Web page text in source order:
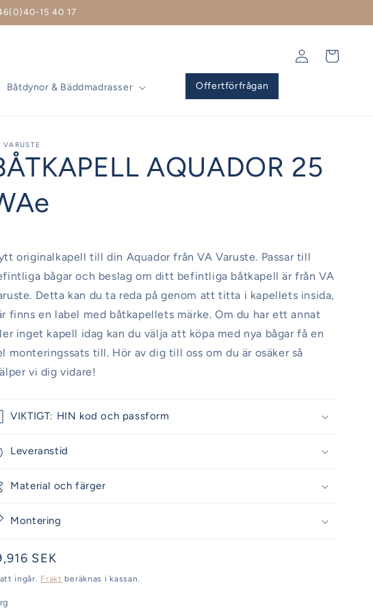
15 40 17
Båtdynor & Bäddmadrasser Offertförfrågan
Logga
Varukorg
VARUSTE
AQUADOR 25
originalkapell till din Aquador från VA Varuste. Passar till
bågar och beslag om ditt befintliga båtkapell är från VA
Detta kan du ta reda på genom att titta i kapellets insida,
finns en label med båtkapellets märke. Om du har ett annat
inget kapell idag kan du välja att köpa med nya bågar få en
monteringssats till. Hör av dig till oss om du är osäker så
vi dig vidare!
VIKTIGT: HIN kod och passform
Leveranstid
Material och färger
Montering
SEK
ingår. Frakt beräknas i kassan.